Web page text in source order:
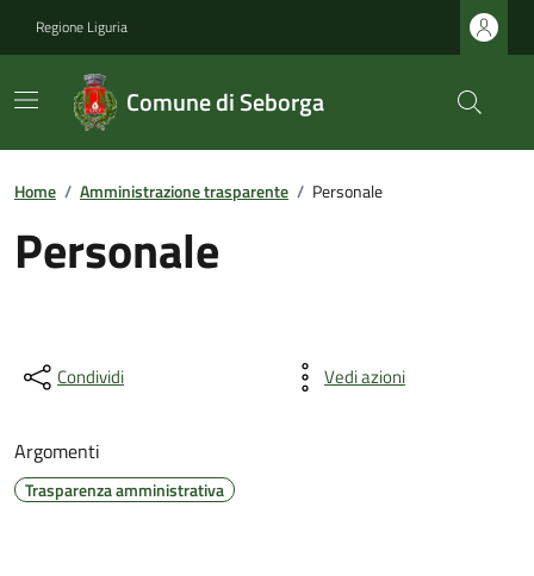
Regione Liguria
Comune di Seborga
Home / Amministrazione trasparente / Personale
Personale
Condividi Vedi azioni
Argomenti
Trasparenza amministrativa